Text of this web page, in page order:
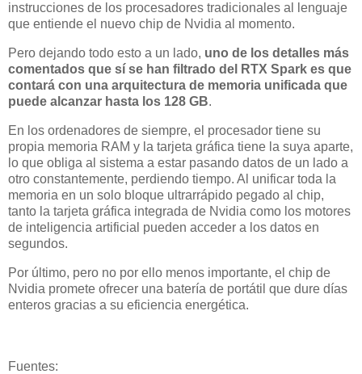
instrucciones de los procesadores tradicionales al lenguaje
que entiende el nuevo chip de Nvidia al momento.
Pero dejando todo esto a un lado, uno de los detalles más
comentados que sí se han filtrado del RTX Spark es que
contará con una arquitectura de memoria unificada que
puede alcanzar hasta los 128 GB.
En los ordenadores de siempre, el procesador tiene su
propia memoria RAM y la tarjeta gráfica tiene la suya aparte,
lo que obliga al sistema a estar pasando datos de un lado a
otro constantemente, perdiendo tiempo. Al unificar toda la
memoria en un solo bloque ultrarrápido pegado al chip,
tanto la tarjeta gráfica integrada de Nvidia como los motores
de inteligencia artificial pueden acceder a los datos en
segundos.
Por último, pero no por ello menos importante, el chip de
Nvidia promete ofrecer una batería de portátil que dure días
enteros gracias a su eficiencia energética.
Fuentes: